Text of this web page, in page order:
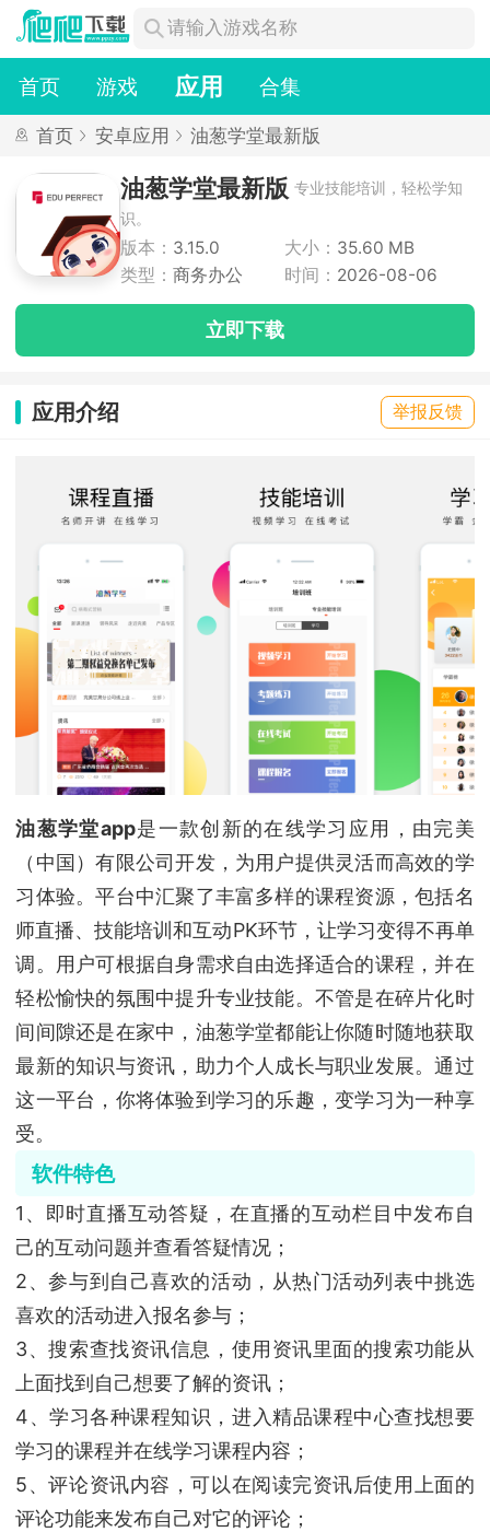
首页 游戏 应用 合集
首页 安卓应用 油葱学堂最新版
油葱学堂最新版 专业技能培训，轻松学知
识。
版本： 3.15.0 大小： 35.60 MB
类型： 商务办公 时间： 2026-08-06
立即下载
应用介绍 举报反馈
油葱学堂app是一款创新的在线学习应用，由完美
（中国）有限公司开发，为用户提供灵活而高效的学
习体验。平台中汇聚了丰富多样的课程资源，包括名
师直播、技能培训和互动PK环节，让学习变得不再单
调。用户可根据自身需求自由选择适合的课程，并在
轻松愉快的氛围中提升专业技能。不管是在碎片化时
间间隙还是在家中，油葱学堂都能让你随时随地获取
最新的知识与资讯，助力个人成长与职业发展。通过
这一平台，你将体验到学习的乐趣，变学习为一种享
受。
软件特色
1、即时直播互动答疑，在直播的互动栏目中发布自
己的互动问题并查看答疑情况；
2、参与到自己喜欢的活动，从热门活动列表中挑选
喜欢的活动进入报名参与；
3、搜索查找资讯信息，使用资讯里面的搜索功能从
上面找到自己想要了解的资讯；
4、学习各种课程知识，进入精品课程中心查找想要
学习的课程并在线学习课程内容；
5、评论资讯内容，可以在阅读完资讯后使用上面的
评论功能来发布自己对它的评论；